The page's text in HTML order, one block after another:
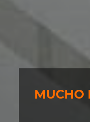
MUCHO